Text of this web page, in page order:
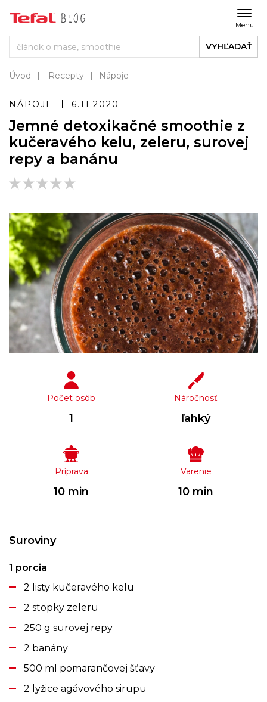
Menu
VYHĽADAŤ
Úvod Recepty Nápoje
NÁPOJE 6.11.2020
Jemné detoxikačné smoothie z
kučeravého kelu, zeleru, surovej
repy a banánu
Počet osôb
1
Náročnosť
ľahký
Príprava
10 min
Varenie
10 min
Suroviny
1 porcia
2 listy kučeravého kelu
2 stopky zeleru
250 g surovej repy
2 banány
500 ml pomarančovej šťavy
2 lyžice agávového sirupu